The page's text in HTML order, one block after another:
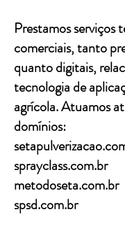
Prestamos serviços
comerciais, tanto
quanto digitais,
tecnologia de
agrícola. Atuamos
domínios:
sprayclass.com.br
metodoseta.com.br
spsd.com.br